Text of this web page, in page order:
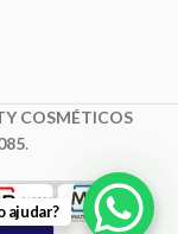
COSMÉTICOS
.
ajudar?